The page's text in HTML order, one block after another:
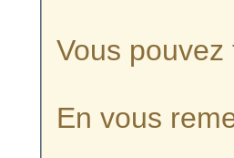
Vous
En vous